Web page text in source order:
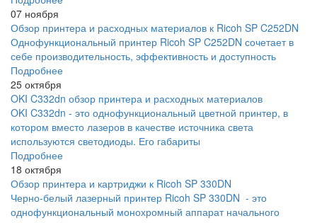
07 ноября
Обзор принтера и расходных материалов к Ricoh SP C252DN
Однофункциональный принтер Ricoh SP C252DN сочетает в
себе производительность, эффективность и доступность
Подробнее
25 октября
OKI C332dn обзор принтера и расходных материалов
OKI C332dn - это однофункциональный цветной принтер, в
котором вместо лазеров в качестве источника света
используются светодиоды. Его габариты
Подробнее
18 октября
Обзор принтера и картриджи к Ricoh SP 330DN
Черно-белый лазерный принтер Ricoh SP 330DN - это
однофункциональный монохромный аппарат начального